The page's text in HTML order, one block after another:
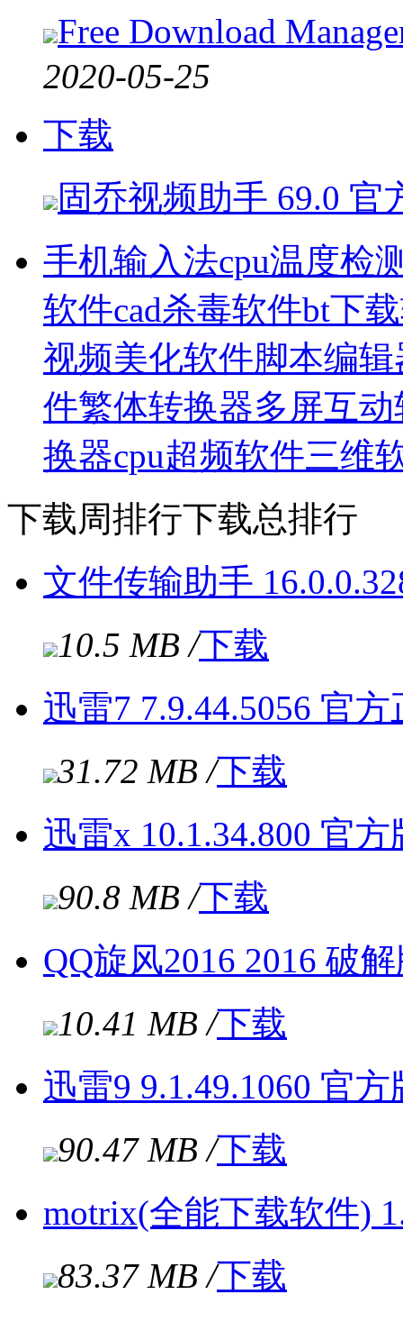
Free Download
2020-05-25
下载
固乔视频助手 69.0 官
手机输入法cpu温度检
软件cad杀毒软件bt下
视频美化软件脚本编辑
件繁体转换器多屏互
换器cpu超频软件三维
下载周排行下载总排行
文件传输助手
10.5 MB /下载
迅雷7 7.9.44.5056 官
31.72 MB /下载
迅雷x 10.1.34.800 官方
90.8 MB /下载
QQ旋风2016 2016 破
10.41 MB /下载
迅雷9 9.1.49.1060 官方
90.47 MB /下载
motrix(全能下载软件)
83.37 MB /下载